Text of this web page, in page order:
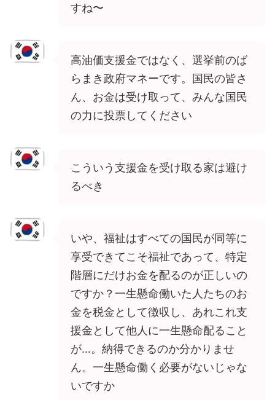
すね〜
高油価支援金ではなく、選挙前のば
らまき政府マネーです。国民の皆さ
ん、お金は受け取って、みんな国民
の力に投票してください
こういう支援金を受け取る家は避け
るべき
いや、福祉はすべての国民が同等に
享受できてこそ福祉であって、特定
階層にだけお金を配るのが正しいの
ですか？一生懸命働いた人たちのお
金を税金として徴収し、あれこれ支
援金として他人に一生懸命配ること
が…。納得できるのか分かりませ
ん。一生懸命働く必要がないじゃな
いですか